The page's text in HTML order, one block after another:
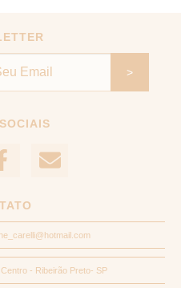
- Ribeirão Preto- SP